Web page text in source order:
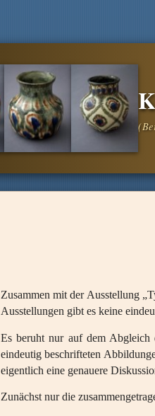
Zusammen mit der Ausstellung
Ausstellungen gibt es keine
Es beruht nur auf dem Abgleich
eindeutig beschrifteten
eigentlich eine genauere
Zunächst nur die